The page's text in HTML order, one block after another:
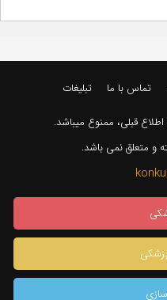
تماس با ما تبلیغات
قبلی، ممنوع میباشد.
و متعلق نمی باشد.